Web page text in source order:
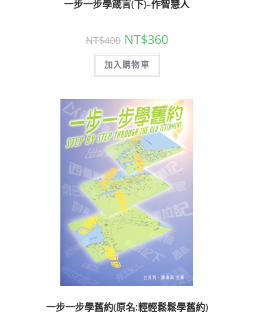
一步一步學箴言(下)–作智慧人
NT$400 NT$360
加入購物車
一步一步學舊約(原名:輕輕鬆鬆學舊約)